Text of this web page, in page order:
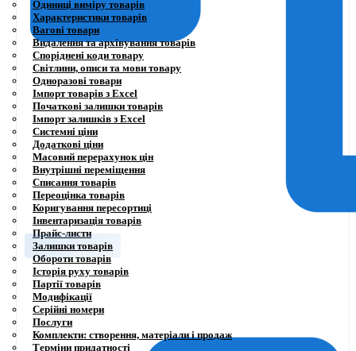
Одиниці виміру товарів
Характеристики товарів
Вагові товари
Видалення та архівування товарів
Споріднені коди товару
Світлини, описи та мови товару
Одноразові товари
Імпорт товарів з Excel
Початкові залишки товарів
Імпорт залишків з Excel
Системні ціни
Додаткові ціни
Масовий перерахунок цін
Внутрішні переміщення
Списання товарів
Переоцінка товарів
Коригування пересортиці
Інвентаризація товарів
Прайс-листи
Залишки товарів
Обороти товарів
Історія руху товарів
Партії товарів
Модифікації
Серійні номери
Послуги
Комплекти: створення, матеріали і продаж
Терміни придатності